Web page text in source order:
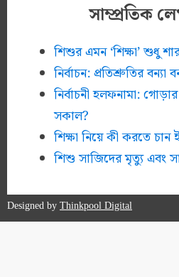
সাম্প্রতিক
শিশুর এমন ‘শিক্ষা’ শুধু
নির্বাচন: প্রতিশ্রুতির বন্যা
নির্বাচনী হলফনামা:
সকাল?
শিক্ষা নিয়ে কী করতে
শিশু সাজিদের মৃত্যু এবং
Designed byThinkpool Digital